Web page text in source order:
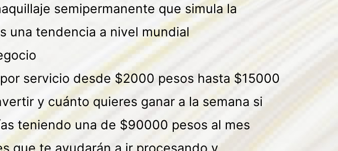
semipermanente que simula la
una tendencia a nivel mundial
servicio desde $2000 pesos hasta $15000
y cuánto quieres ganar a la semana si
teniendo una de $90000 pesos al mes
que te ayudarán a ir procesando y